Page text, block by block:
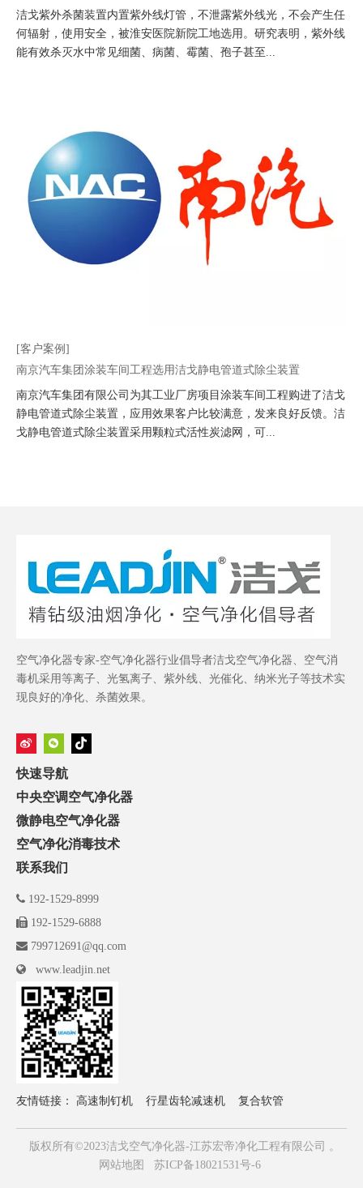
洁戈紫外杀菌装置内置紫外线灯管，不泄露紫外线光，不会产生任
何辐射，使用安全，被淮安医院新院工地选用。研究表明，紫外线
能有效杀灭水中常见细菌、病菌、霉菌、孢子甚至...
[客户案例]
南京汽车集团涂装车间工程选用洁戈静电管道式除尘装置
南京汽车集团有限公司为其工业厂房项目涂装车间工程购进了洁戈
静电管道式除尘装置，应用效果客户比较满意，发来良好反馈。洁
戈静电管道式除尘装置采用颗粒式活性炭滤网，可...
空气净化器专家-空气净化器行业倡导者洁戈空气净化器、空气消
毒机采用等离子、光氢离子、紫外线、光催化、纳米光子等技术实
现良好的净化、杀菌效果。
快速导航
中央空调空气净化器
微静电空气净化器
空气净化消毒技术
联系我们
 192-1529-8999
 192-1529-6888
 799712691@qq.com
 www.leadjin.net
友情链接： 高速制钉机 行星齿轮减速机 复合软管
版权所有©2023洁戈空气净化器-江苏宏帝净化工程有限公司 。
网站地图
苏ICP备18021531号-6